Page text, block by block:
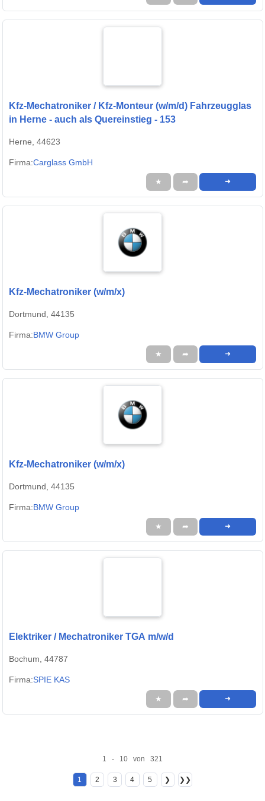
Kfz-Mechatroniker / Kfz-Monteur (w/m/d) Fahrzeugglas
in Herne - auch als Quereinstieg - 153
Herne, 44623
Firma:Carglass GmbH
★ ➦ ➜
Kfz-Mechatroniker (w/m/x)
Dortmund, 44135
Firma:BMW Group
★ ➦ ➜
Kfz-Mechatroniker (w/m/x)
Dortmund, 44135
Firma:BMW Group
★ ➦ ➜
Elektriker / Mechatroniker TGA m/w/d
Bochum, 44787
Firma:SPIE KAS
★ ➦ ➜
1 - 10 von 321
1 2 3 4 5 ❯ ❯❯